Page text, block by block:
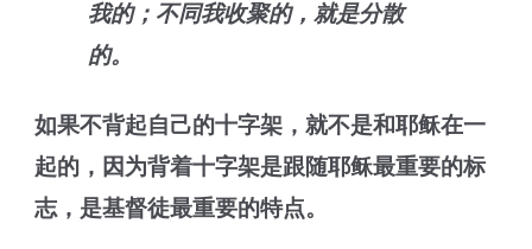
我的；不同我收聚的，就是分散
的。
如果不背起自己的十字架，就不是和耶稣在一
起的，因为背着十字架是跟随耶稣最重要的标
志，是基督徒最重要的特点。